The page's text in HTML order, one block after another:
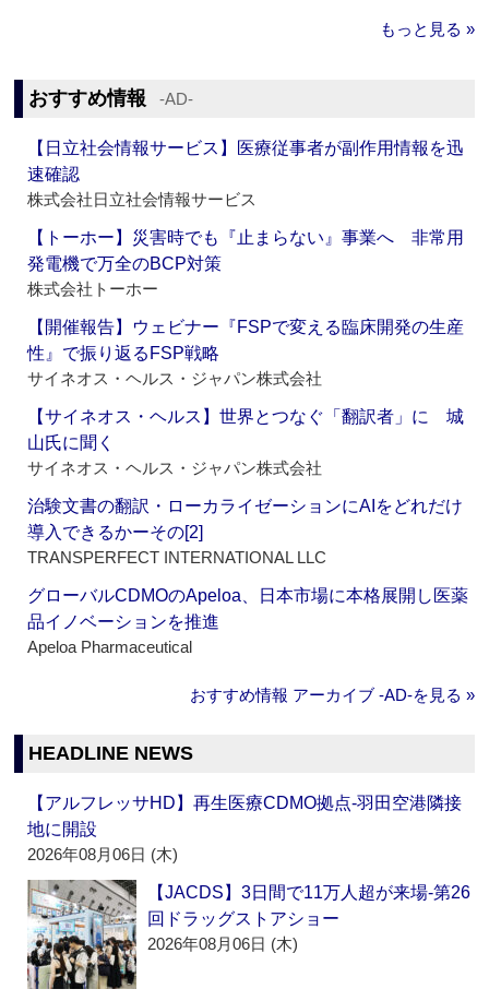
もっと見る »
おすすめ情報 ‐AD‐
【日立社会情報サービス】医療従事者が副作用情報を迅
速確認
株式会社日立社会情報サービス
【トーホー】災害時でも『止まらない』事業へ 非常用
発電機で万全のBCP対策
株式会社トーホー
【開催報告】ウェビナー『FSPで変える臨床開発の生産
性』で振り返るFSP戦略
サイネオス・ヘルス・ジャパン株式会社
【サイネオス・ヘルス】世界とつなぐ「翻訳者」に 城
山氏に聞く
サイネオス・ヘルス・ジャパン株式会社
治験文書の翻訳・ローカライゼーションにAIをどれだけ
導入できるかーその[2]
TRANSPERFECT INTERNATIONAL LLC
グローバルCDMOのApeloa、日本市場に本格展開し医薬
品イノベーションを推進
Apeloa Pharmaceutical
おすすめ情報 アーカイブ ‐AD‐を見る »
HEADLINE NEWS
【アルフレッサHD】再生医療CDMO拠点‐羽田空港隣接
地に開設
2026年08月06日 (木)
【JACDS】3日間で11万人超が来場‐第26
回ドラッグストアショー
2026年08月06日 (木)